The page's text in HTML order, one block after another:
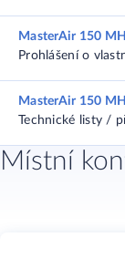
MasterAir 150
Prohlášení o
MasterAir 150
Technické listy /
Místní